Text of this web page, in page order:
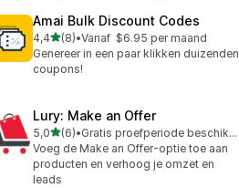
Amai Bulk Discount Codes
4,4van 5 sterren
(8)
8 recensies in totaal
•Vanaf $6.95 per maand
Genereer in een paar klikken duizenden
coupons!
Lury: Make an Offer
5,0van 5 sterren
(6)
6 recensies in totaal
•
Gratis proefperiode beschikbaar
Voeg de Make an Offer-optie toe aan
producten en verhoog je omzet en
leads